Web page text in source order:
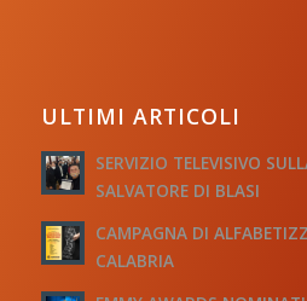
ULTIMI ARTICOLI
SERVIZIO TELEVISIVO
SALVATORE DI BLASI
CAMPAGNA DI
CALABRIA